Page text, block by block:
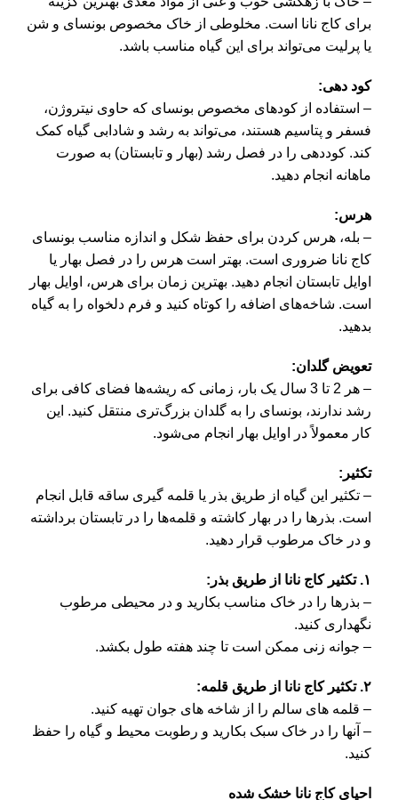
برای کاج نانا است. مخلوطی از خاک مخصوص بونسای و شن
یا پرلیت می‌تواند برای این گیاه مناسب باشد.
کود دهی:
– استفاده از کودهای مخصوص بونسای که حاوی نیتروژن،
فسفر و پتاسیم هستند، می‌تواند به رشد و شادابی گیاه کمک
کند. کوددهی را در فصل رشد (بهار و تابستان) به صورت
ماهانه انجام دهید.
هرس:
– بله، هرس کردن برای حفظ شکل و اندازه مناسب بونسای
کاج نانا ضروری است. بهتر است هرس را در فصل بهار یا
اوایل تابستان انجام دهید. بهترین زمان برای هرس، اوایل بهار
است. شاخه‌های اضافه را کوتاه کنید و فرم دلخواه را به گیاه
بدهید.
تعویض گلدان:
– هر 2 تا 3 سال یک بار، زمانی که ریشه‌ها فضای کافی برای
رشد ندارند، بونسای را به گلدان بزرگ‌تری منتقل کنید. این
کار معمولاً در اوایل بهار انجام می‌شود.
تکثیر:
– تکثیر این گیاه از طریق بذر یا قلمه‌ گیری ساقه قابل انجام
است. بذرها را در بهار کاشته و قلمه‌ها را در تابستان برداشته
و در خاک مرطوب قرار دهید.
۱. تکثیر کاج نانا از طریق بذر:
– بذرها را در خاک مناسب بکارید و در محیطی مرطوب
نگهداری کنید.
– جوانه‌ زنی ممکن است تا چند هفته طول بکشد.
۲. تکثیر کاج نانا از طریق قلمه:
– قلمه‌ های سالم را از شاخه‌ های جوان تهیه کنید.
– آنها را در خاک سبک بکارید و رطوبت محیط و گیاه را حفظ
کنید.
احیای کاج نانا خشک شده